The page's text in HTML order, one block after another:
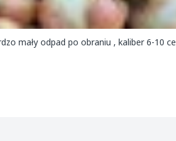
mały odpad po obraniu , kaliber 6-10